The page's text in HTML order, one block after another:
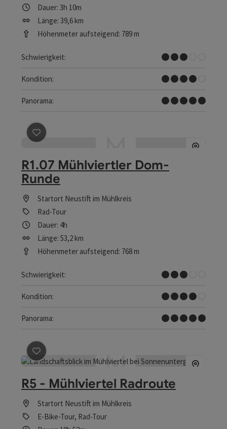
Dauer: 3h 10m
Länge: 39,6 km
Höhenmeter aufsteigend: 789 m
Schwierigkeit:
Mittel
Kondition:
Schwer
Panorama:
Traumtour
Beitrag merken : R1.07 Mühlviertler Dom-Runde
R1.07 Mühlviertler Dom-
Runde
Startort Neustift im Mühlkreis
Rad-Tour
Dauer: 4h
Länge: 53,2 km
Höhenmeter aufsteigend: 768 m
Schwierigkeit:
Mittel
Kondition:
Schwer
Panorama:
Traumtour
Beitrag merken : R5 - Mühlviertel Radroute
R5 - Mühlviertel Radroute
Startort Neustift im Mühlkreis
E-Bike-Tour, Rad-Tour